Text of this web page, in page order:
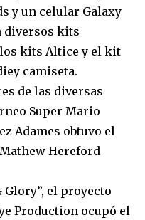
y un celular Galaxy
diversos kits
kits Altice y el kit
camiseta.
de las diversas
Super Mario
Adames obtuvo el
Hereford
el proyecto
Production ocupó el